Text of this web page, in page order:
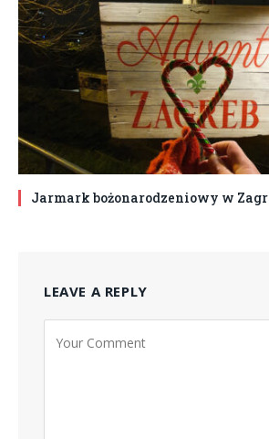
Jarmark bożonarodzeniowy w
LEAVE A REPLY